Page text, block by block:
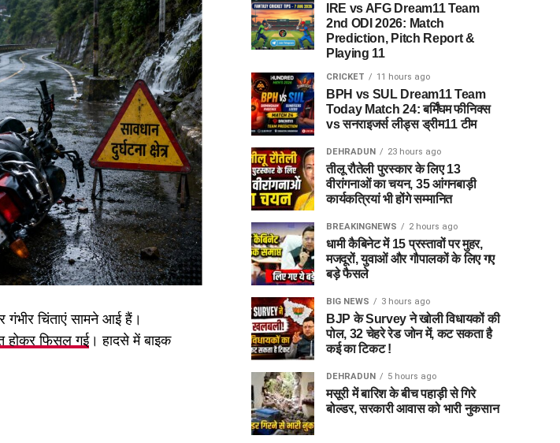
गंभीर चिंताएं सामने आई हैं।
होकर फिसल गई। हादसे में बाइक
IRE vs AFG Dream11 Team
2nd ODI 2026: Match
Prediction, Pitch Report &
Playing 11
CRICKET 11 hours ago
BPH vs SUL Dream11 Team
Today Match 24: बर्मिंघम फीनिक्स
vs सनराइजर्स लीड्स ड्रीम11 टीम
DEHRADUN 23 hours ago
तीलू रौतेली पुरस्कार के लिए 13
वीरांगनाओं का चयन, 35 आंगनबाड़ी
कार्यकत्रियां भी होंगे सम्मानित
BREAKINGNEWS 2 hours ago
धामी कैबिनेट में 15 प्रस्तावों पर मुहर,
मजदूरों, युवाओं और गौपालकों के लिए गए
बड़े फैसले
BIG NEWS 3 hours ago
BJP के Survey ने खोली विधायकों की
पोल, 32 चेहरे रेड जोन में, कट सकता है
कई का टिकट !
DEHRADUN 5 hours ago
मसूरी में बारिश के बीच पहाड़ी से गिरे
बोल्डर, सरकारी आवास को भारी नुकसान